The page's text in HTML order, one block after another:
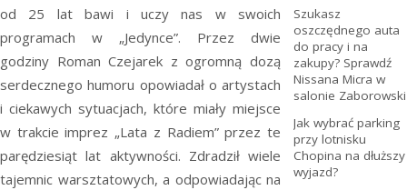
od 25 lat bawi i uczy nas w swoich
programach w „Jedynce”. Przez dwie
godziny Roman Czejarek z ogromną dozą
serdecznego humoru opowiadał o artystach
i ciekawych sytuacjach, które miały miejsce
w trakcie imprez „Lata z Radiem” przez te
parędziesiąt lat aktywności. Zdradził wiele
tajemnic warsztatowych, a odpowiadając na
Szukasz
oszczędnego auta
do pracy i na
zakupy? Sprawdź
Nissana Micra w
salonie Zaborowski
Jak wybrać parking
przy lotnisku
Chopina na dłuższy
wyjazd?